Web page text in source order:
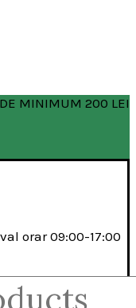
DE MINIMUM 200 LEI
orar 09:00-17:00